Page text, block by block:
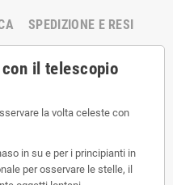
SPEDIZIONE E RESI
il telescopio
la volta celeste con
in su e per i principianti in
per osservare le stelle, il